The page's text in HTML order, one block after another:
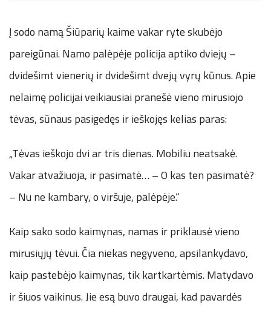
Į sodo namą Šiūparių kaime vakar ryte skubėjo
pareigūnai. Namo palėpėje policija aptiko dviejų –
dvidešimt vienerių ir dvidešimt dvejų vyrų kūnus. Apie
nelaimę policijai veikiausiai pranešė vieno mirusiojo
tėvas, sūnaus pasigedęs ir ieškojęs kelias paras:
„Tėvas ieškojo dvi ar tris dienas. Mobiliu neatsakė.
Vakar atvažiuoja, ir pasimatė… – O kas ten pasimatė?
– Nu ne kambary, o viršuje, palėpėje.“
Kaip sako sodo kaimynas, namas ir priklausė vieno
mirusiųjų tėvui. Čia niekas negyveno, apsilankydavo,
kaip pastebėjo kaimynas, tik kartkartėmis. Matydavo
ir šiuos vaikinus. Jie esą buvo draugai, kad pavardės